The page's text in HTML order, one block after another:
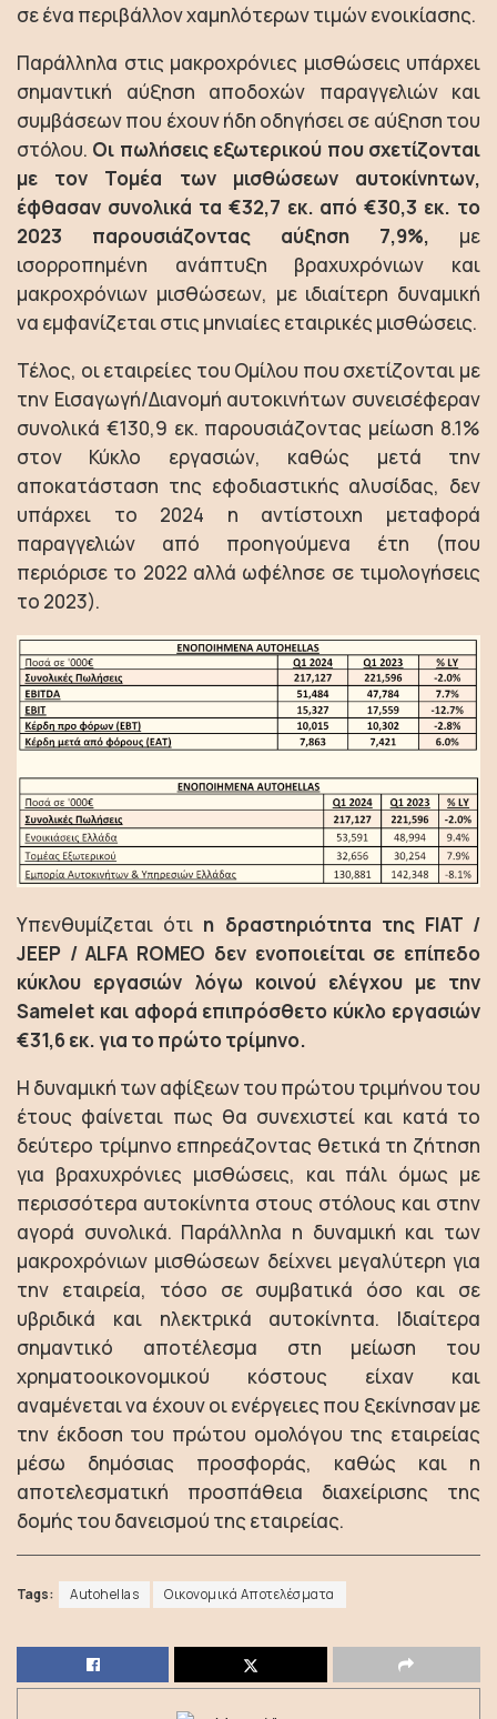
σε ένα περιβάλλον χαμηλότερων τιμών ενοικίασης.
Παράλληλα στις μακροχρόνιες μισθώσεις υπάρχει
σημαντική αύξηση αποδοχών παραγγελιών και
συμβάσεων που έχουν ήδη οδηγήσει σε αύξηση του
στόλου. Οι πωλήσεις εξωτερικού που σχετίζονται
με τον Τομέα των μισθώσεων αυτοκίνητων,
έφθασαν συνολικά τα €32,7 εκ. από €30,3 εκ. το
2023 παρουσιάζοντας αύξηση 7,9%, με
ισορροπημένη ανάπτυξη βραχυχρόνιων και
μακροχρόνιων μισθώσεων, με ιδιαίτερη δυναμική
να εμφανίζεται στις μηνιαίες εταιρικές μισθώσεις.
Τέλος, οι εταιρείες του Ομίλου που σχετίζονται με
την Εισαγωγή/Διανομή αυτοκινήτων συνεισέφεραν
συνολικά €130,9 εκ. παρουσιάζοντας μείωση 8.1%
στον Κύκλο εργασιών, καθώς μετά την
αποκατάσταση της εφοδιαστικής αλυσίδας, δεν
υπάρχει το 2024 η αντίστοιχη μεταφορά
παραγγελιών από προηγούμενα έτη (που
περιόρισε το 2022 αλλά ωφέλησε σε τιμολογήσεις
το 2023).
Υπενθυμίζεται ότι η δραστηριότητα της FIAT /
JEEP / ALFA ROMEO δεν ενοποιείται σε επίπεδο
κύκλου εργασιών λόγω κοινού ελέγχου με την
Samelet και αφορά επιπρόσθετο κύκλο εργασιών
€31,6 εκ. για το πρώτο τρίμηνο.
Η δυναμική των αφίξεων του πρώτου τριμήνου του
έτους φαίνεται πως θα συνεχιστεί και κατά το
δεύτερο τρίμηνο επηρεάζοντας θετικά τη ζήτηση
για βραχυχρόνιες μισθώσεις, και πάλι όμως με
περισσότερα αυτοκίνητα στους στόλους και στην
αγορά συνολικά. Παράλληλα η δυναμική και των
μακροχρόνιων μισθώσεων δείχνει μεγαλύτερη για
την εταιρεία, τόσο σε συμβατικά όσο και σε
υβριδικά και ηλεκτρικά αυτοκίνητα. Ιδιαίτερα
σημαντικό αποτέλεσμα στη μείωση του
χρηματοοικονομικού κόστους είχαν και
αναμένεται να έχουν οι ενέργειες που ξεκίνησαν με
την έκδοση του πρώτου ομολόγου της εταιρείας
μέσω δημόσιας προσφοράς, καθώς και η
αποτελεσματική προσπάθεια διαχείρισης της
δομής του δανεισμού της εταιρείας.
Tags: Autohellas Οικονομικά Αποτελέσματα